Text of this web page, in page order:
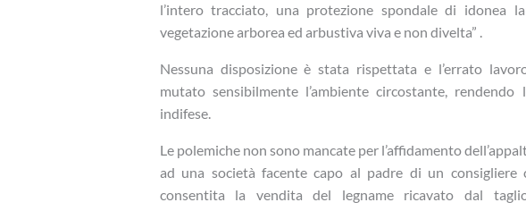
l’intero tracciato, una protezione spondale di idonea
vegetazione arborea ed arbustiva viva e non divelta” .
Nessuna disposizione è stata rispettata e l’errato
mutato sensibilmente l’ambiente circostante,
indifese.
Le polemiche non sono mancate per l’affidamento
ad una società facente capo al padre di un consigliere
consentita la vendita del legname ricavato dal